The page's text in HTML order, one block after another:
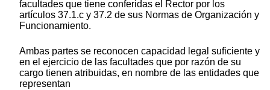
facultades que tiene conferidas el Rector por los
artículos 37.1.c y 37.2 de sus Normas de Organización y
Funcionamiento.
Ambas partes se reconocen capacidad legal suficiente y
en el ejercicio de las facultades que por razón de su
cargo tienen atribuidas, en nombre de las entidades que
representan